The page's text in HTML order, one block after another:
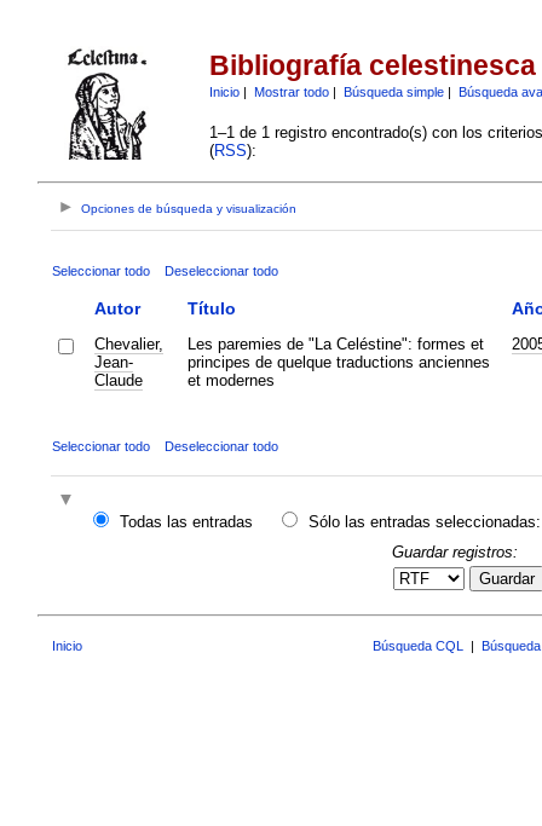
Bibliografía celestinesca
Inicio| Mostrar todo| Búsqueda simple| Búsqueda
1–1 de 1 registro encontrado(s) con los
(RSS):
Opciones de búsqueda y visualización
Seleccionar todo Deseleccionar todo
Autor Título
Chevalier,
Jean-
Claude
Les paremies de "La Celéstine": formes et
principes de quelque traductions anciennes
et modernes
Seleccionar todo Deseleccionar todo
Todas las entradas
Sólo las entradas seleccionadas:
Guardar registros:
Guardar
Inicio Búsqueda CQL